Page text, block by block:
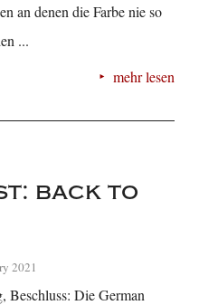
an denen die Farbe nie so
...
mehr lesen
back to
2021
Beschluss: Die German